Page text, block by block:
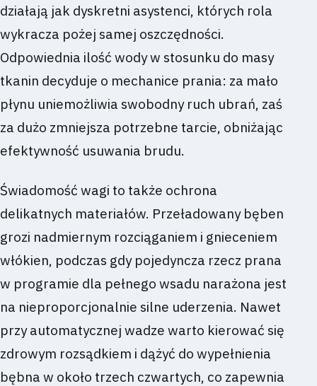
działają jak dyskretni asystenci, których rola
wykracza pożej samej oszczędności.
Odpowiednia ilość wody w stosunku do masy
tkanin decyduje o mechanice prania: za mało
płynu uniemożliwia swobodny ruch ubrań, zaś
za dużo zmniejsza potrzebne tarcie, obniżając
efektywność usuwania brudu.
Świadomość wagi to także ochrona
delikatnych materiałów. Przeładowany bęben
grozi nadmiernym rozciąganiem i gnieceniem
włókien, podczas gdy pojedyncza rzecz prana
w programie dla pełnego wsadu narażona jest
na nieproporcjonalnie silne uderzenia. Nawet
przy automatycznej wadze warto kierować się
zdrowym rozsądkiem i dążyć do wypełnienia
bębna w około trzech czwartych, co zapewnia